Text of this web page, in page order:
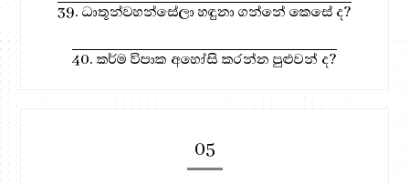
39. ධාතූන්වහන්සේලා හඳුනා ගන්නේ කෙසේ ද?
40. කර්ම විපාක අහෝසි කරන්න පුළුවන් ද?
05